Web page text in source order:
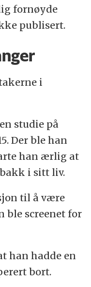
fornøyde
publisert.
i
studie på
Der ble han
han ærlig at
i sitt liv.
til å være
ble screenet for
han hadde en
bort.